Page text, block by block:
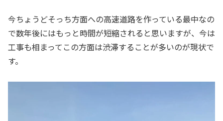
今ちょうどそっち方面への高速道路を作っている最中なの
で数年後にはもっと時間が短縮されると思いますが、今は
工事も相まってこの方面は渋滞することが多いのが現状で
す。